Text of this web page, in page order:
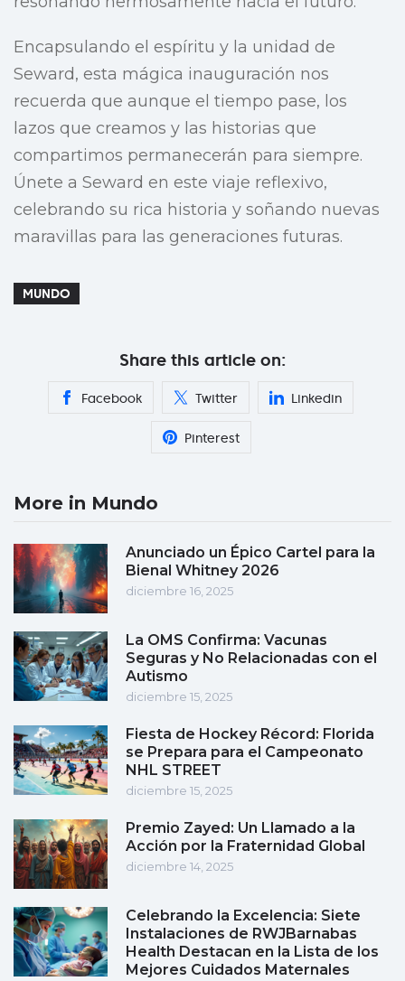
Encapsulando el espíritu y la unidad de
Seward, esta mágica inauguración nos
recuerda que aunque el tiempo pase, los
lazos que creamos y las historias que
compartimos permanecerán para siempre.
Únete a Seward en este viaje reflexivo,
celebrando su rica historia y soñando nuevas
maravillas para las generaciones futuras.
MUNDO
Share this article on:
Facebook Twitter Linkedin
Pinterest
More in Mundo
Anunciado un Épico Cartel para la
Bienal Whitney 2026
diciembre 16, 2025
La OMS Confirma: Vacunas
Seguras y No Relacionadas con el
Autismo
diciembre 15, 2025
Fiesta de Hockey Récord: Florida
se Prepara para el Campeonato
NHL STREET
diciembre 15, 2025
Premio Zayed: Un Llamado a la
Acción por la Fraternidad Global
diciembre 14, 2025
Celebrando la Excelencia: Siete
Instalaciones de RWJBarnabas
Health Destacan en la Lista de los
Mejores Cuidados Maternales